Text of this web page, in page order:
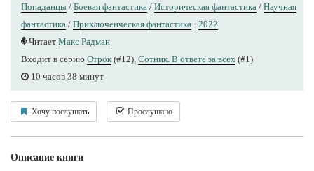
Попаданцы / Боевая фантастика / Историческая фантастика / Научная
фантастика / Приключенческая фантастика · 2022
Читает Макс Радман
Входит в серию Отрок (#12), Сотник. В ответе за всех (#1)
10 часов 38 минут
Хочу послушать Прослушано
Описание книги